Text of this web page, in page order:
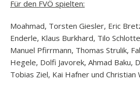
Für den FVÖ spielten:
Moahmad, Torsten Giesler, Eric
Enderle, Klaus Burkhard, Tilo
Manuel Pfirrmann, Thomas Strulik,
Hegele, Dolfi Javorek, Ahmad Baku,
Tobias Ziel, Kai Hafner und Christian